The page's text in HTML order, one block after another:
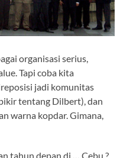
organisasi serius,
Tapi coba kita
jadi komunitas
tentang Dilbert), dan
warna kopdar. Gimana,
tahun depan di … Cebu ?